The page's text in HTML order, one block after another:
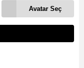
Avatar Seç